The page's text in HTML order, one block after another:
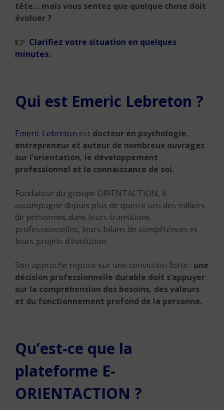
tête… mais vous sentez que quelque chose doit
évoluer ?
👉 Clarifiez votre situation en quelques
minutes.
Qui est Emeric Lebreton ?
Emeric Lebreton est docteur en psychologie,
entrepreneur et auteur de nombreux ouvrages
sur l’orientation, le développement
professionnel et la connaissance de soi.
Fondateur du groupe ORIENTACTION, il
accompagne depuis plus de quinze ans des milliers
de personnes dans leurs transitions
professionnelles, leurs bilans de compétences et
leurs projets d’évolution.
Son approche repose sur une conviction forte : une
décision professionnelle durable doit s’appuyer
sur la compréhension des besoins, des valeurs
et du fonctionnement profond de la personne.
Qu’est-ce que la
plateforme E-
ORIENTACTION ?